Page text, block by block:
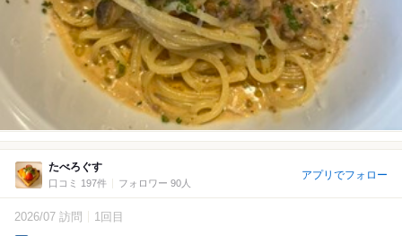
たべろぐす
口コミ 197件 フォロワー 90人
アプリでフォロー
2026/07 訪問 1回目